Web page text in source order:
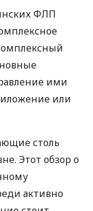
ФЛП
ими
или
столь
Этот обзор о
активно